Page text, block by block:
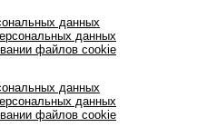
данных
данных
файлов cookie
данных
данных
файлов cookie